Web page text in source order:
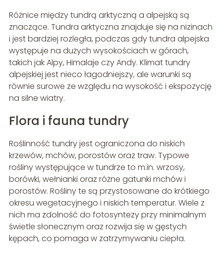
Różnice między tundrą arktyczną a alpejską są
znaczące. Tundra arktyczna znajduje się na nizinach
i jest bardziej rozległa, podczas gdy tundra alpejska
występuje na dużych wysokościach w górach,
takich jak Alpy, Himalaje czy Andy. Klimat tundry
alpejskiej jest nieco łagodniejszy, ale warunki są
równie surowe ze względu na wysokość i ekspozycję
na silne wiatry.
Flora i fauna tundry
Roślinność tundry jest ograniczona do niskich
krzewów, mchów, porostów oraz traw. Typowe
rośliny występujące w tundrze to m.in. wrzosy,
borówki, wełnianki oraz różne gatunki mchów i
porostów. Rośliny te są przystosowane do krótkiego
okresu wegetacyjnego i niskich temperatur. Wiele z
nich ma zdolność do fotosyntezy przy minimalnym
świetle słonecznym oraz rozwija się w gęstych
kępach, co pomaga w zatrzymywaniu ciepła.